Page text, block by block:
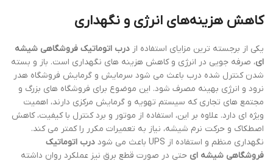
کاهش هزینه‌های انرژی و نگهداری
یکی از برجسته ترین مزایای استفاده از درب اتوماتیک فروشگاهی شیشه
ای، صرفه جویی در انرژی و کاهش هزینه های نگهداری است. باز و بسته
شدن کنترل شده درب باعث می شود سرمایش و گرمایش فروشگاه هدر
نرود و انرژی بهینه مصرف شود. این موضوع برای فروشگاه های بزرگ و
مجتمع های تجاری که سیستم تهویه و گرمایش مرکزی دارند، اهمیت
ویژه ای دارد. علاوه بر این، استفاده از موتور و برد کنترل با کیفیت، کاهش
اصطکاک و حرکت نرم شیشه، نیاز به تعمیرات مکرر را کمتر می کند.
نگهداری منظم و استفاده از UPS باعث می شود
درب اتوماتیک
فروشگاهی شیشه ای حتی در صورت قطع برق نیز عملکرد روان داشته